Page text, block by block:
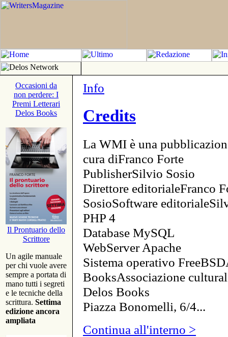
Occasioni da
non perdere: I
Premi Letterari
Delos Books
Il Prontuario dello
Scrittore
Un agile manuale
per chi vuole avere
sempre a portata di
mano tutti i segreti
e le tecniche della
scrittura. Settima
edizione ancora
ampliata
Info
Credits
La WMI è una
cura diFranco Forte
PublisherSilvio Sosio
Direttore editorialeFranco
SosioSoftware
PHP 4
Database MySQL
WebServer Apache
Sistema operativo
BooksAssociazione
Delos Books
Piazza Bonomelli, 6/4...
Continua all'interno >